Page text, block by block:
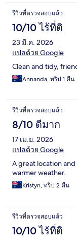
รีวิวที่ตรวจสอบแล้ว
10/10 ไร้ที่ติ
23 มี.ค. 2026
แปลด้วย Google
Clean and tidy,
Annanda, ทริป 1 คืน
รีวิวที่ตรวจสอบแล้ว
8/10 ดีมาก
17 เม.ย. 2026
แปลด้วย Google
A great location
warmer weather.
Kristyn, ทริป 2 คืน
รีวิวที่ตรวจสอบแล้ว
10/10 ไร้ที่ติ